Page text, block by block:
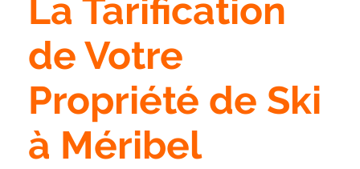
La Tarification
de Votre
Propriété de Ski
à Méribel